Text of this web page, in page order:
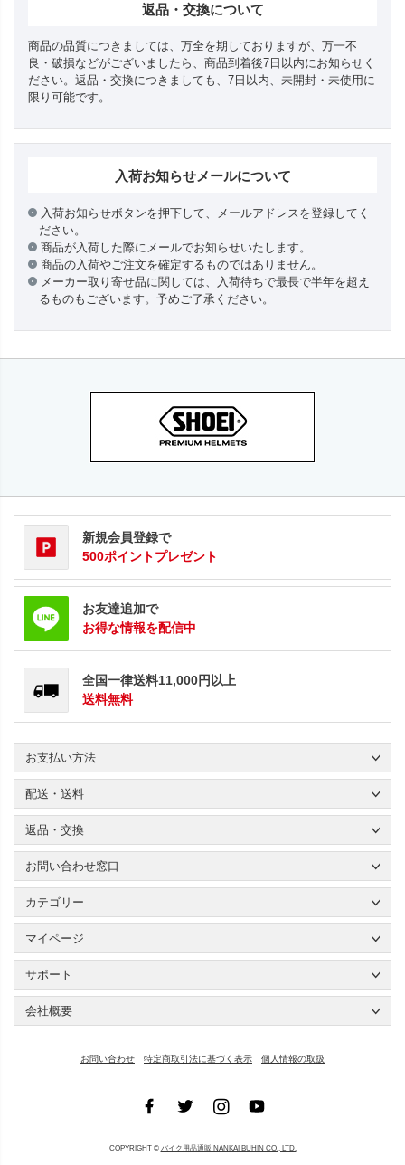
返品・交換について
商品の品質につきましては、万全を期しておりますが、万一不
良・破損などがございましたら、商品到着後7日以内にお知らせく
ださい。返品・交換につきましても、7日以内、未開封・未使用に
限り可能です。
入荷お知らせメールについて
入荷お知らせボタンを押下して、メールアドレスを登録してく
ださい。
商品が入荷した際にメールでお知らせいたします。
商品の入荷やご注文を確定するものではありません。
メーカー取り寄せ品に関しては、入荷待ちで最長で半年を超え
るものもございます。予めご了承ください。
新規会員登録で
500ポイントプレゼント
お友達追加で
お得な情報を配信中
全国一律送料11,000円以上
送料無料
お支払い方法
配送・送料
返品・交換
お問い合わせ窓口
カテゴリー
マイページ
サポート
会社概要
お問い合わせ 特定商取引法に基づく表示 個人情報の取扱
COPYRIGHT © バイク用品通販 NANKAI BUHIN CO., LTD.